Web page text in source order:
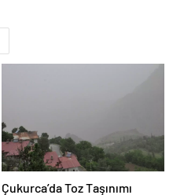
Çukurca’da Toz Taşınımı